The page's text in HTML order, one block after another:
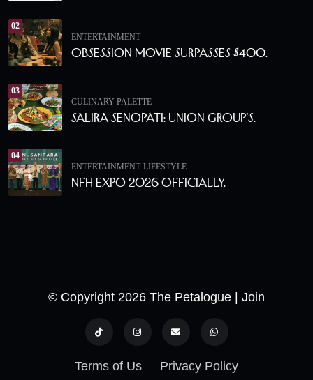
02
ENTERTAINMENT
Obsession Movie Surpasses $400.
03
CULINARY PALETTE
Salira Senopati: Union Group’s.
04
ENTERTAINMENT LIFESTYLE
NFH Expo 2026 Officially.
© Copyright 2026 The Petalogue | Join
Terms of Us Privacy Policy